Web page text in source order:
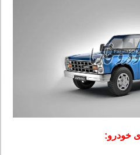
خودرو: